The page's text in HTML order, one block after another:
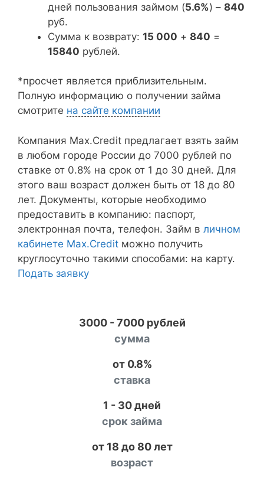
дней пользования займом (5.6%) – 840
руб.
Сумма к возврату: 15 000 + 840 =
15840 рублей.
*просчет является приблизительным.
Полную информацию о получении займа
смотрите на сайте компании
Компания Max.Credit предлагает взять займ
в любом городе России до 7000 рублей по
ставке от 0.8% на срок от 1 до 30 дней. Для
этого ваш возраст должен быть от 18 до 80
лет. Документы, которые необходимо
предоставить в компанию: паспорт,
электронная почта, телефон. Займ в личном
кабинете Max.Credit можно получить
круглосуточно такими способами: на карту.
Подать заявку
3000 - 7000 рублей
сумма
от 0.8%
ставка
1 - 30 дней
срок займа
от 18 до 80 лет
возраст